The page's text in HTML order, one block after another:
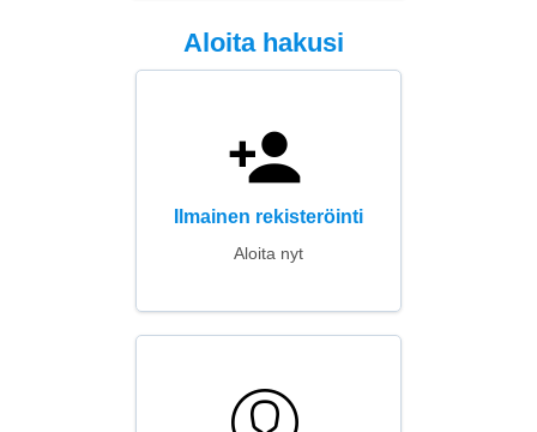
Aloita hakusi
Ilmainen rekisteröinti
Aloita nyt